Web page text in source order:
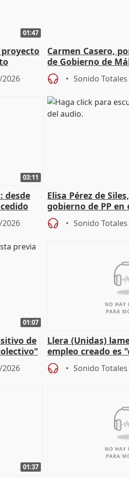
01:47
Carmen Casero,
de Gobierno de
de Pérez de Siles
Sonido Totales
03:11
desde
Elisa Pérez de
gobierno de PP
de Málaga, deja la
Sonido Totales
01:07
de
Llera (Unidas)
empleo creado es
"esfumará" al
Sonido Totales
01:37